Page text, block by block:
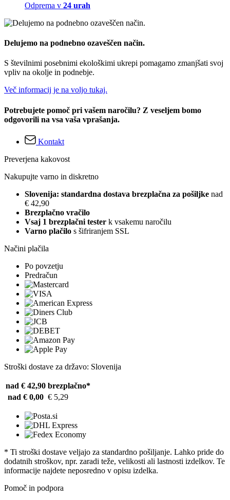
Odprema v 24 urah
Delujemo na podnebno ozaveščen način.
S številnimi posebnimi ekološkimi ukrepi pomagamo zmanjšati svoj
vpliv na okolje in podnebje.
Več informacij je na voljo tukaj.
Potrebujete pomoč pri vašem naročilu? Z veseljem bomo
odgovorili na vsa vaša vprašanja.
Kontakt
Preverjena kakovost
Nakupujte varno in diskretno
Slovenija: standardna dostava brezplačna za pošiljke nad
€ 42,90
Brezplačno vračilo
Vsaj 1 brezplačni tester k vsakemu naročilu
Varno plačilo s šifriranjem SSL
Načini plačila
Po povzetju
Predračun
Stroški dostave za državo: Slovenija
nad € 42,90 brezplačno*
nad € 0,00 € 5,29
* Ti stroški dostave veljajo za standardno pošiljanje. Lahko pride do
dodatnih stroškov, npr. zaradi teže, velikosti ali lastnosti izdelkov. Te
informacije najdete neposredno v opisu izdelka.
Pomoč in podpora